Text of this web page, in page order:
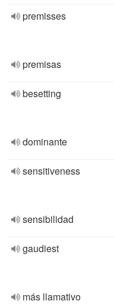
premisses
premisas
besetting
dominante
sensitiveness
sensibilidad
gaudiest
más llamativo